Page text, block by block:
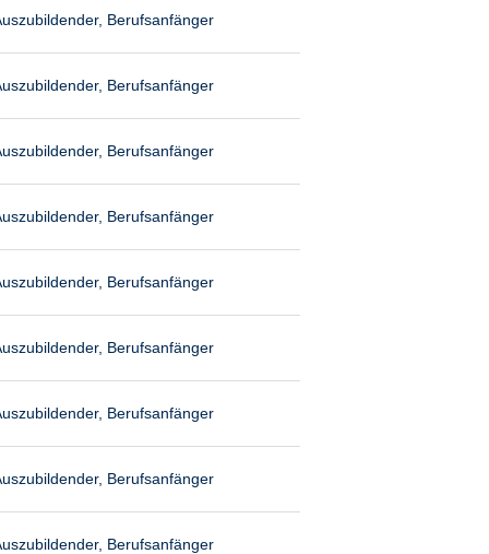
Berufsanfänger
Berufsanfänger
Berufsanfänger
Berufsanfänger
Berufsanfänger
Berufsanfänger
Berufsanfänger
Berufsanfänger
Berufsanfänger